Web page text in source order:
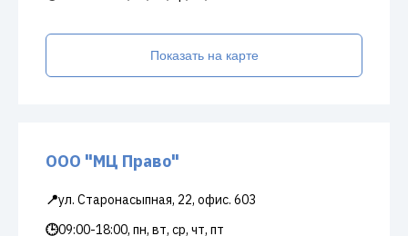
Показать на карте
ООО "МЦ Право"
📍ул. Старонасыпная, 22, офис. 603
🕒09:00-18:00, пн, вт, ср, чт, пт